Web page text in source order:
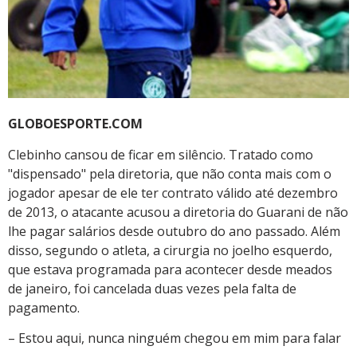
GLOBOESPORTE.COM
Clebinho cansou de ficar em silêncio. Tratado como
"dispensado" pela diretoria, que não conta mais com o
jogador apesar de ele ter contrato válido até dezembro
de 2013, o atacante acusou a diretoria do Guarani de não
lhe pagar salários desde outubro do ano passado. Além
disso, segundo o atleta, a cirurgia no joelho esquerdo,
que estava programada para acontecer desde meados
de janeiro, foi cancelada duas vezes pela falta de
pagamento.
– Estou aqui, nunca ninguém chegou em mim para falar